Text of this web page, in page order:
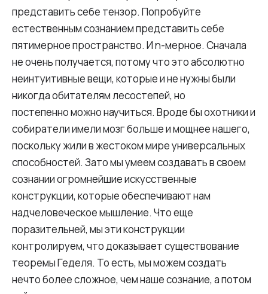
представить себе тензор. Попробуйте
естественным сознанием представить себе
пятимерное пространство. И n-мерное. Сначала
не очень получается, потому что это абсолютно
неинтуитивные вещи, которые и не нужны были
никогда обитателям лесостепей, но
постепенно можно научиться. Вроде бы охотники и
собиратели имели мозг больше и мощнее нашего,
поскольку жили в жестоком мире универсальных
способностей. Зато мы умеем создавать в своем
сознании огромнейшие искусственные
конструкции, которые обеспечивают нам
надчеловеческое мышление. Что еще
поразительней, мы эти конструкции
контролируем, что доказывает существование
теоремы Геделя. То есть, мы можем создать
нечто более сложное, чем наше сознание, а потом